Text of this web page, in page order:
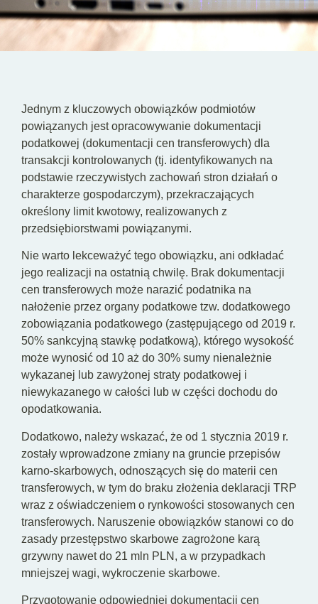
PL
EN DE
Jednym z kluczowych obowiązków podmiotów
powiązanych jest opracowywanie dokumentacji
podatkowej (dokumentacji cen transferowych) dla
transakcji kontrolowanych (tj. identyfikowanych na
podstawie rzeczywistych zachowań stron działań o
charakterze gospodarczym), przekraczających
określony limit kwotowy, realizowanych z
przedsiębiorstwami powiązanymi.
Nie warto lekceważyć tego obowiązku, ani odkładać
jego realizacji na ostatnią chwilę. Brak dokumentacji
cen transferowych może narazić podatnika na
nałożenie przez organy podatkowe tzw. dodatkowego
zobowiązania podatkowego (zastępującego od 2019 r.
50% sankcyjną stawkę podatkową), którego wysokość
może wynosić od 10 aż do 30% sumy nienależnie
wykazanej lub zawyżonej straty podatkowej i
niewykazanego w całości lub w części dochodu do
opodatkowania.
Dodatkowo, należy wskazać, że od 1 stycznia 2019 r.
zostały wprowadzone zmiany na gruncie przepisów
karno-skarbowych, odnoszących się do materii cen
transferowych, w tym do braku złożenia deklaracji TRP
wraz z oświadczeniem o rynkowości stosowanych cen
transferowych. Naruszenie obowiązków stanowi co do
zasady przestępstwo skarbowe zagrożone karą
grzywny nawet do 21 mln PLN, a w przypadkach
mniejszej wagi, wykroczenie skarbowe.
Przygotowanie odpowiedniej dokumentacji cen